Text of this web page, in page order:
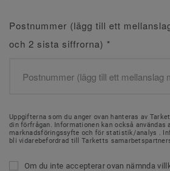
Postnummer (lägg till ett
och 2 sista siffrorna) *
Uppgifterna som du anger ovan hanteras av
din förfrågan. Informationen kan också användas
marknadsföringssyfte och för statistik/analys .
bli vidarebefordrad till Tarketts
Om du inte accepterar ovan nämnda